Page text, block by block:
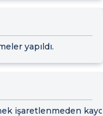
yapıldı.
işaretlenmeden